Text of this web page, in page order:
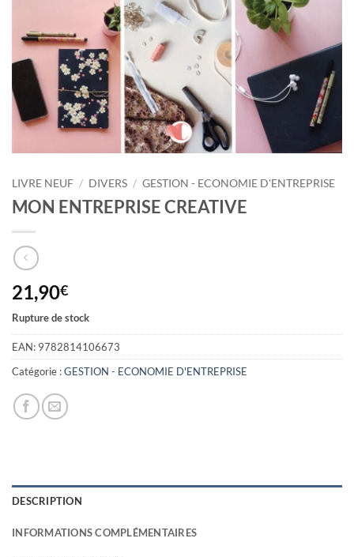
LIVRE NEUF / DIVERS / GESTION - ECONOMIE D'ENTREPRISE
MON ENTREPRISE CREATIVE
21,90€
Rupture de stock
EAN: 9782814106673
Catégorie :GESTION - ECONOMIE D'ENTREPRISE
DESCRIPTION
INFORMATIONS COMPLÉMENTAIRES